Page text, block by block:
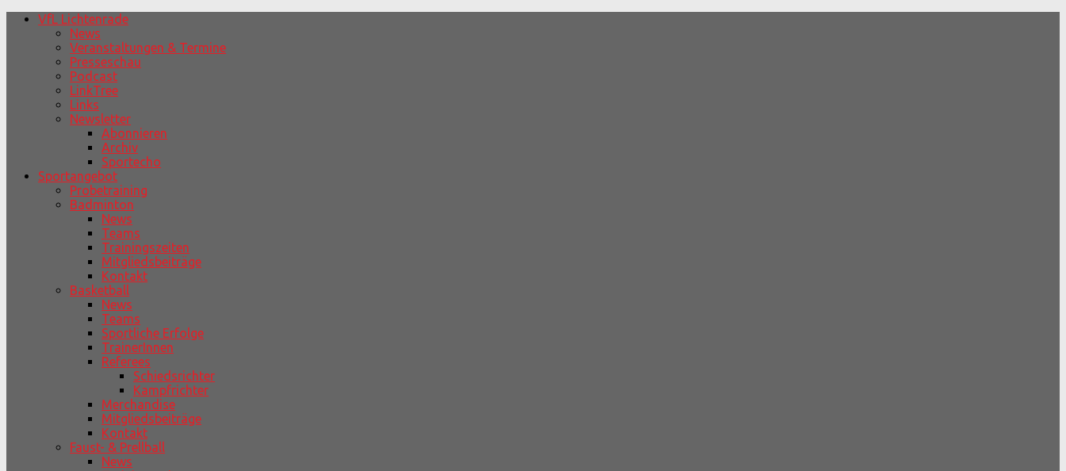
VfL Lichtenrade
News
Veranstaltungen & Termine
Presseschau
Podcast
LinkTree
Links
Newsletter
Abonnieren
Archiv
Sportecho
Sportangebot
Probetraining
Badminton
News
Teams
Trainingszeiten
Mitgliedsbeiträge
Kontakt
Basketball
News
Teams
Sportliche Erfolge
TrainerInnen
Referees
Schiedsrichter
Kampfrichter
Merchandise
Mitgliedsbeiträge
Kontakt
Faust- & Prellball
News